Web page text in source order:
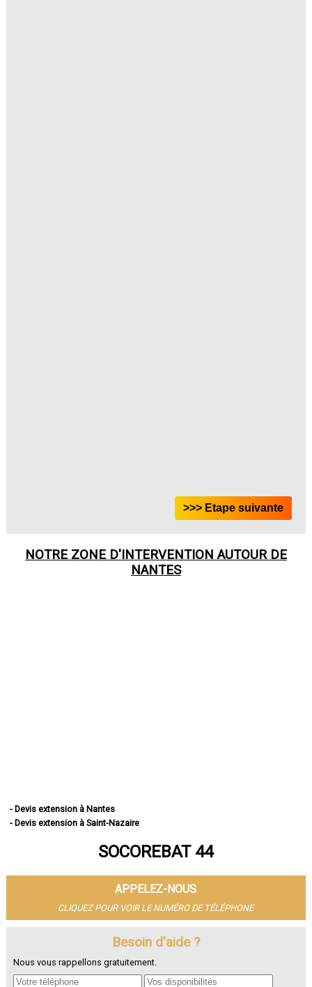
NOTRE ZONE D'INTERVENTION AUTOUR DE
NANTES
- Devis extension à Nantes
- Devis extension à Saint-Nazaire
- Devis extension à Rezé
- Devis extension à Orvault
- Devis extension à Couëron
- Devis extension à Carquefou
- Devis extension à La Chapelle-sur-Erdre
- Devis extension à Bouguenais
- Devis extension à La Baule-Escoublac
- Devis extension à Guérande
SOCOREBAT 44
APPELEZ-NOUS
CLIQUEZ POUR VOIR LE NUMÉRO DE TÉLÉPHONE
Besoin d'aide ?
Nous vous rappellons gratuitement.